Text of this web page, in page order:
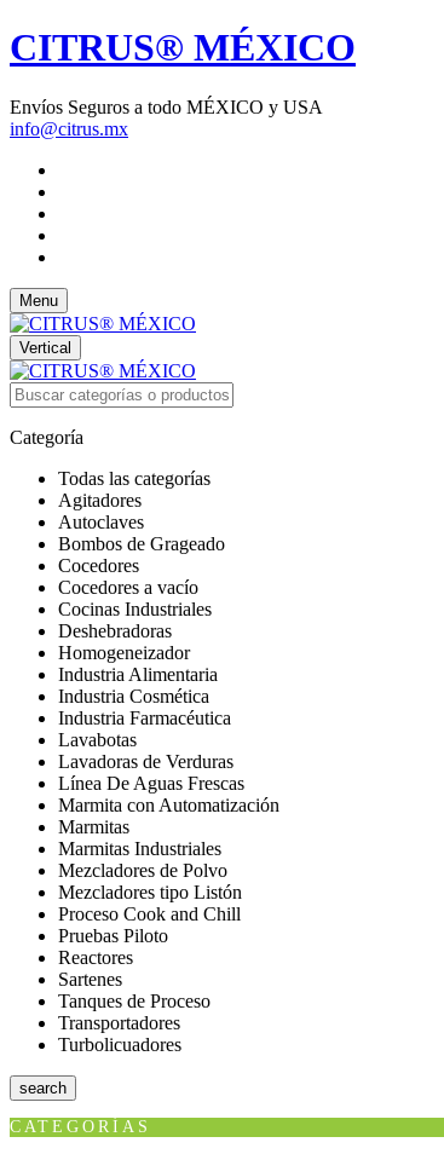
CITRUS® MÉXICO
Envíos Seguros a todo MÉXICO y USA
info@citrus.mx
Menu
Vertical
Categoría
Todas las categorías
Agitadores
Autoclaves
Bombos de Grageado
Cocedores
Cocedores a vacío
Cocinas Industriales
Deshebradoras
Homogeneizador
Industria Alimentaria
Industria Cosmética
Industria Farmacéutica
Lavabotas
Lavadoras de Verduras
Línea De Aguas Frescas
Marmita con Automatización
Marmitas
Marmitas Industriales
Mezcladores de Polvo
Mezcladores tipo Listón
Proceso Cook and Chill
Pruebas Piloto
Reactores
Sartenes
Tanques de Proceso
Transportadores
Turbolicuadores
search
CATEGORÍAS